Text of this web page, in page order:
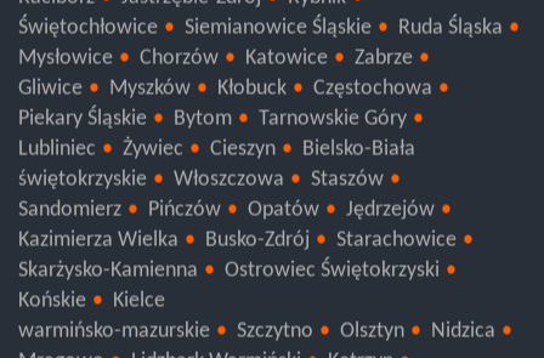
Racibórz
Jastrzębie-Zdrój
Rybnik
Świętochłowice
Siemianowice Śląskie
Ruda Śląska
Mysłowice
Chorzów Katowice
Zabrze
Gliwice
Myszków Kłobuck
Częstochowa
Piekary Śląskie
Bytom
Tarnowskie Góry
Lubliniec
Żywiec Cieszyn
Bielsko-Biała
świętokrzyskie
Włoszczowa
Staszów
Sandomierz
Pińczów Opatów
Jędrzejów
Kazimierza Wielka
Busko-Zdrój
Starachowice
Skarżysko-Kamienna
Końskie
Kielce
warmińsko-mazurskie
Szczytno Olsztyn